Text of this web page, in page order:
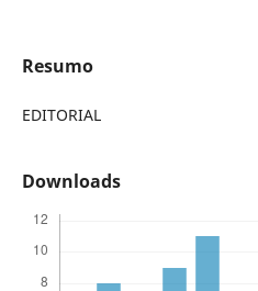
Resumo
EDITORIAL
Downloads